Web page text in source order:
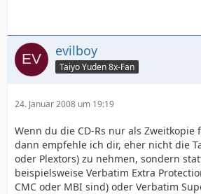
evilboy
Taiyo Yuden 8x-Fan
24. Januar 2008 um 19:19
Wenn du die CD-Rs nur als Zweitkopie
dann empfehle ich dir, eher nicht die
oder Plextors) zu nehmen, sondern
beispielsweise Verbatim Extra
CMC oder MBI sind) oder Verbatim